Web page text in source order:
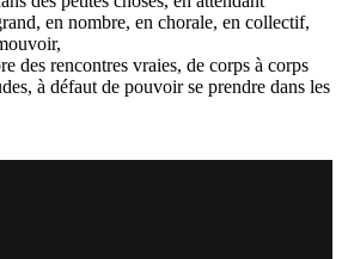
en nombre, en chorale, en collectif,
des rencontres vraies, de corps à corps
à défaut de pouvoir se prendre dans les